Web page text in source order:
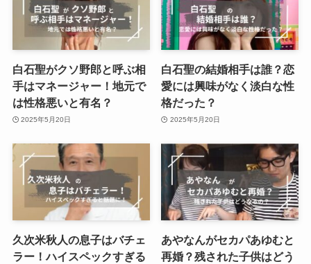
白石聖がクソ野郎と呼ぶ相
手はマネージャー！地元で
は性格悪いと有名？
2025年5月20日
白石聖の結婚相手は誰？恋
愛には興味がなく淡白な性
格だった？
2025年5月20日
久次米秋人の息子はバチェ
ラー！ハイスペックすぎる
あやなんがセカパあゆむと
再婚？残された子供はどう